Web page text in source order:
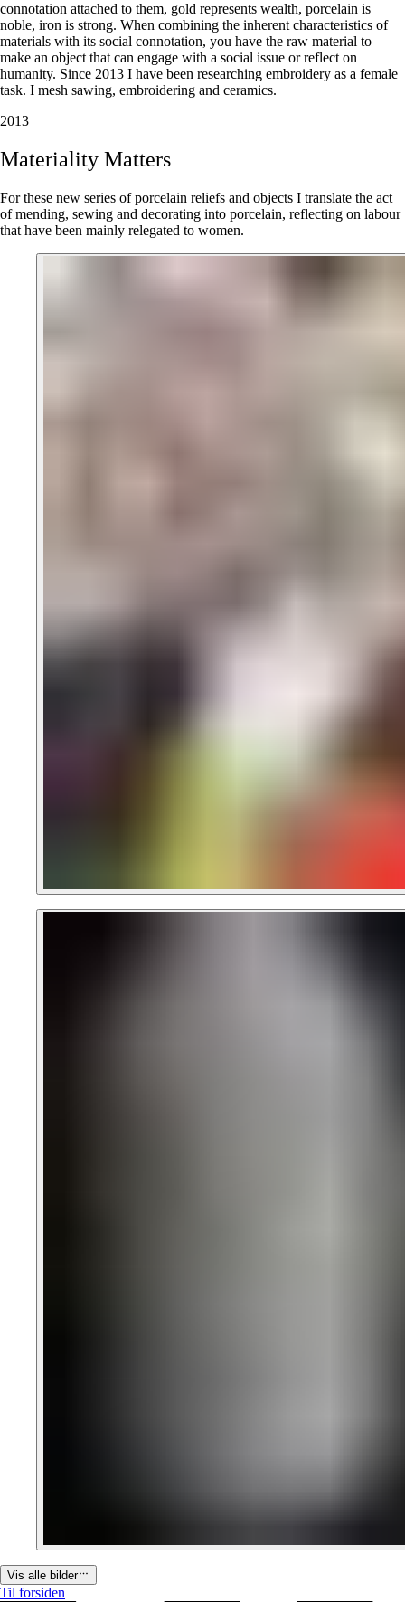
connotation attached to them, gold represents wealth, porcelain is
noble, iron is strong. When combining the inherent characteristics of
materials with its social connotation, you have the raw material to
make an object that can engage with a social issue or reflect on
humanity. Since 2013 I have been researching embroidery as a female
task. I mesh sawing, embroidering and ceramics.
2013
Materiality Matters
For these new series of porcelain reliefs and objects I translate the act
of mending, sewing and decorating into porcelain, reflecting on labour
that have been mainly relegated to women.
Vis alle bilder
Til forsiden